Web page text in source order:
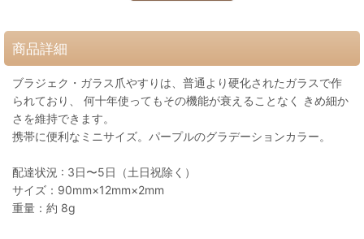
商品詳細
ブラジェク・ガラス爪やすりは、普通より硬化されたガラスで作
られており、 何十年使ってもその機能が衰えることなく きめ細か
さを維持できます。
携帯に便利なミニサイズ。パープルのグラデーションカラー。
配達状況 : 3日〜5日（土日祝除く）
サイズ：90mm×12mm×2mm
重量：約 8g